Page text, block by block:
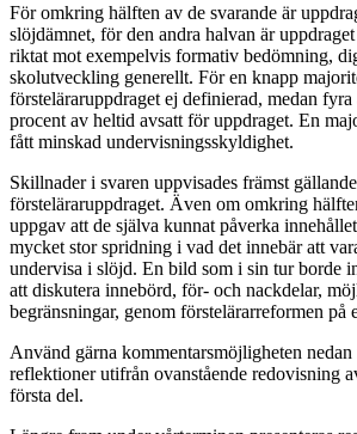
För omkring hälften av de svarande är
slöjdämnet, för den andra halvan är
riktat mot exempelvis formativ bedömning,
skolutveckling generellt. För en knapp
försteläraruppdraget ej definierad, medan
procent av heltid avsatt för uppdraget. En
fått minskad undervisningsskyldighet.
Skillnader i svaren uppvisades främst
försteläraruppdraget. Även om omkring
uppgav att de själva kunnat påverka
mycket stor spridning i vad det innebär att
undervisa i slöjd. En bild som i sin tur borde
att diskutera innebörd, för- och nackdelar,
begränsningar, genom förstelärarreformen på
Använd gärna kommentarsmöjligheten
reflektioner utifrån ovanstående redovisning
första del.